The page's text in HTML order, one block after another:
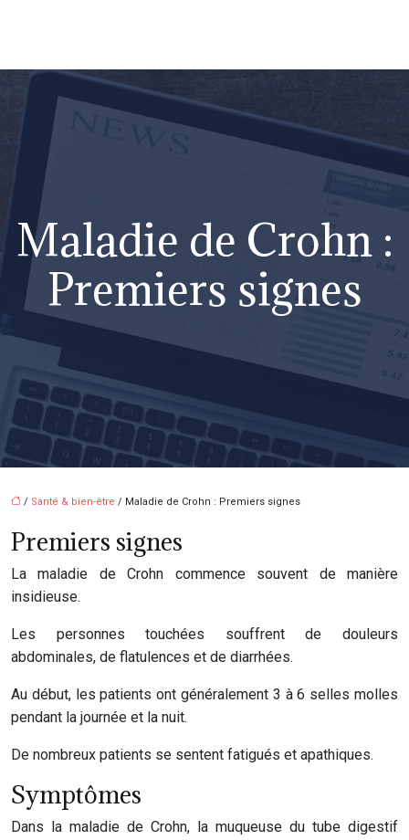
Maladie de Crohn :
Premiers signes
/ Santé & bien-être / Maladie de Crohn : Premiers signes
Premiers signes
La maladie de Crohn commence souvent de manière
insidieuse.
Les personnes touchées souffrent de douleurs
abdominales, de flatulences et de diarrhées.
Au début, les patients ont généralement 3 à 6 selles molles
pendant la journée et la nuit.
De nombreux patients se sentent fatigués et apathiques.
Symptômes
Dans la maladie de Crohn, la muqueuse du tube digestif